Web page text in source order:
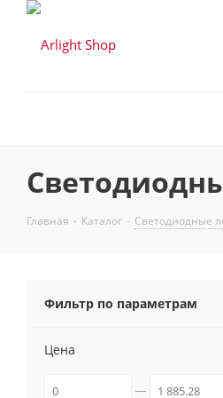
Главная - Каталог - Светодиодные
Фильтр по параметрам
Цена